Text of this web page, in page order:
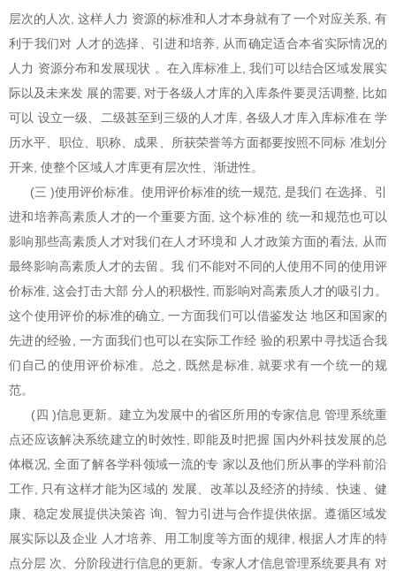
层次的人次, 这样人力 资源的标准和人才本身就有了一个对应关系, 有
利于我们对 人才的选择、引进和培养, 从而确定适合本省实际情况的
人力 资源分布和发展现状 。在入库标准上, 我们可以结合区域发展实
际以及未来发 展的需要, 对于各级人才库的入库条件要灵活调整, 比如
可以 设立一级、二级甚至到三级的人才库, 各级人才库入库标准在 学
历水平、职位、职称、成果、所获荣誉等方面都要按照不同标 准划分
开来, 使整个区域人才库更有层次性、渐进性。
(三 )使用评价标准。使用评价标准的统一规范, 是我们 在选择、引
进和培养高素质人才的一个重要方面, 这个标准的 统一和规范也可以
影响那些高素质人才对我们在人才环境和 人才政策方面的看法, 从而
最终影响高素质人才的去留。我 们不能对不同的人使用不同的使用评
价标准, 这会打击大部 分人的积极性, 而影响对高素质人才的吸引力。
这个使用评价的标准的确立, 一方面我们可以借鉴发达 地区和国家的
先进的经验, 一方面我们也可以在实际工作经 验的积累中寻找适合我
们自己的使用评价标准。总之, 既然是标准, 就要求有一个统一的规
范。
(四 )信息更新。建立为发展中的省区所用的专家信息 管理系统重
点还应该解决系统建立的时效性, 即能及时把握 国内外科技发展的总
体概况, 全面了解各学科领域一流的专 家以及他们所从事的学科前沿
工作, 只有这样才能为区域的 发展、改革以及经济的持续、快速、健
康、稳定发展提供决策咨 询、智力引进与合作提供依据。遵循区域发
展实际以及企业 人才培养、用工制度等方面的规律, 根据人才库的特
点分层 次、分阶段进行信息的更新。专家人才信息管理系统要具有 对